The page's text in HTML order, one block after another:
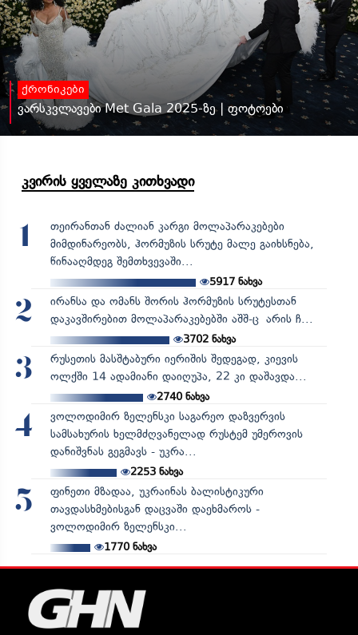
ქრონიკები
ვარსკვლავები Met Gala 2025-ზე | ფოტოები
კვირის ყველაზე კითხვადი
1
თეირანთან ძალიან კარგი მოლაპარაკებები
მიმდინარეობს, ჰორმუზის სრუტე მალე გაიხსნება,
წინააღმდეგ შემთხვევაში...
5917 ნახვა
2
ირანსა და ომანს შორის ჰორმუზის სრუტესთან
დაკავშირებით მოლაპარაკებებში აშშ-ც არის ჩ...
3702ნახვა
3
რუსეთის მასშტაბური იერიშის შედეგად, კიევის
ოლქში 14 ადამიანი დაიღუპა, 22 კი დაშავდა...
2740ნახვა
4
ვოლოდიმირ ზელენსკი საგარეო დაზვერვის
სამსახურის ხელმძღვანელად რუსტემ უმეროვის
დანიშვნას გეგმავს - უკრა...
2253ნახვა
5
ფინეთი მზადაა, უკრაინას ბალისტიკური
თავდასხმებისგან დაცვაში დაეხმაროს -
ვოლოდიმირ ზელენსკი...
1770ნახვა